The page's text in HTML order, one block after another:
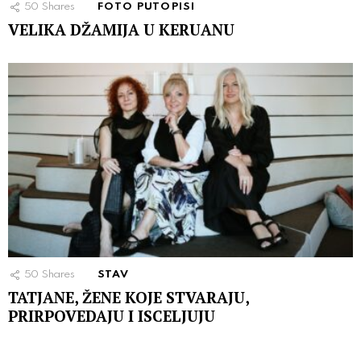
50 Shares FOTO PUTOPISI
VELIKA DŽAMIJA U KERUANU
50 Shares STAV
TATJANE, ŽENE KOJE STVARAJU,
PRIRPOVEDAJU I ISCELJUJU